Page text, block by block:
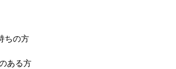
ちの方
ある方